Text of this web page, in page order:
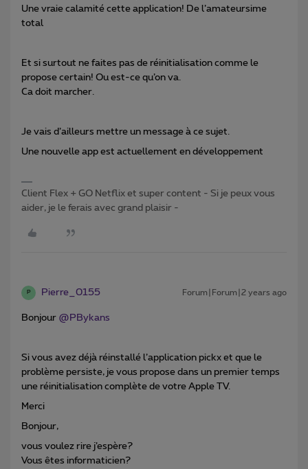
Une vraie calamité cette application! De l’amateursime
total
Et si surtout ne faites pas de réinitialisation comme le
propose certain! Ou est-ce qu’on va.
Ca doit marcher.
Je vais d’ailleurs mettre un message à ce sujet.
Une nouvelle app est actuellement en développement
Client Flex + GO Netflix et super content - Si je peux vous
aider, je le ferais avec grand plaisir -
P Pierre_0155 Forum|Forum|2 years ago
Bonjour @PBykans
Si vous avez déjà réinstallé l’application pickx et que le
problème persiste, je vous propose dans un premier temps
une réinitialisation complète de votre Apple TV.
Merci
Bonjour,
vous voulez rire j’espère?
Vous êtes informaticien?